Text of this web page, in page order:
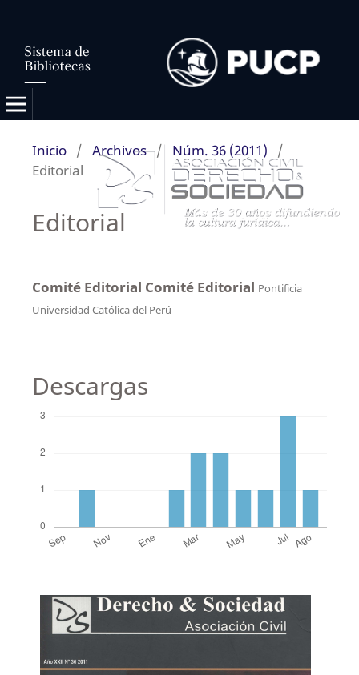
Inicio / Archivos / Núm. 36 (2011)
/
Editorial
Editorial
Comité Editorial Comité Editorial Pontificia
Universidad Católica del Perú
Descargas